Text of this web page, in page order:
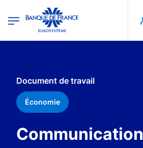
Banque de France - Menu Principal
Document de travail
Économie
Communication